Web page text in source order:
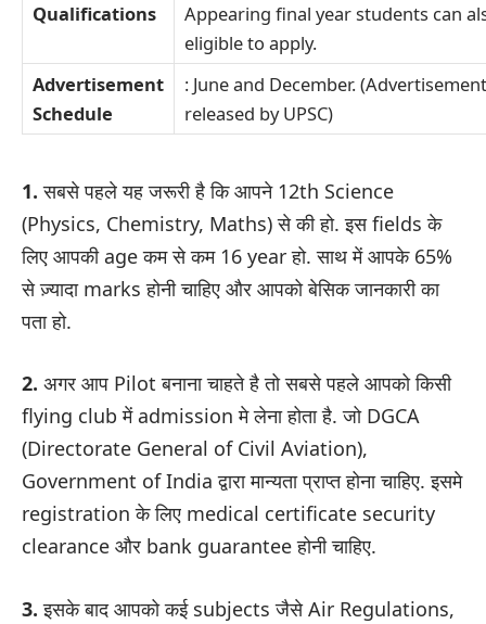
Qualifications
Appearing final year students can
eligible to apply.
Advertisement
Schedule
: June and December.
released by UPSC)
1. सबसे पहले यह जरूरी है कि आपने 12th Science
(Physics, Chemistry, Maths) से की हो. इस fields के
लिए आपकी age कम से कम 16 year हो. साथ में आपके 65%
से ज़्यादा marks होनी चाहिए और आपको बेसिक जानकारी का
पता हो.
2. अगर आप Pilot बनाना चाहते है तो सबसे पहले आपको किसी
flying club में admission मे लेना होता है. जो DGCA
(Directorate General of Civil Aviation),
Government of India द्वारा मान्यता प्राप्त होना चाहिए. इसमे
registration के लिए medical certificate security
clearance और bank guarantee होनी चाहिए.
3.इसके बाद आपको कई subjects जैसे Air Regulations,